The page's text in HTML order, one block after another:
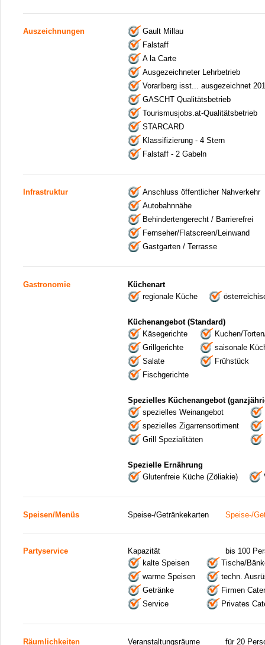
Auszeichnungen
Gault Millau
Falstaff
A la Carte
Ausgezeichneter Lehrbetrieb
Vorarlberg isst... ausgezeichnet
GASCHT Qualitätsbetrieb
Tourismusjobs.at-Qualitätsbetrieb
STARCARD
Klassifizierung - 4 Stern
Falstaff - 2 Gabeln
Infrastruktur
Anschluss öffentlicher Nahverkehr
Autobahnnähe
Behindertengerecht / Barrierefrei
Fernseher/Flatscreen/Leinwand
Gastgarten / Terrasse
Gastronomie
Küchenart
regionale Küche
Küchenangebot (Standard)
Käsegerichte
Kuchen/
Grillgerichte
saisonale
Salate
Frühstück
Fischgerichte
Spezielles Küchenangebot
spezielles Weinangebot
spezielles Zigarrensortiment
Grill Spezialitäten
Spezielle Ernährung
Glutenfreie Küche (Zöliakie)
Speisen/Menüs Speise-/Getränkekarten Speise-/
Partyservice Kapazität
bis 100
kalte Speisen
Tische/
warme Speisen
techn.
Getränke
Firmen
Service
Privates
Räumlichkeiten Veranstaltungsräume für 20